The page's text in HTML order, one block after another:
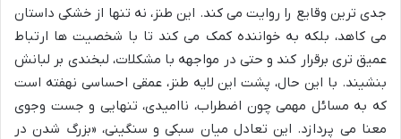
جدی ترین وقایع را روایت می کند. این طنز، نه تنها از خشکی داستان
می کاهد، بلکه به خواننده کمک می کند تا با شخصیت ها ارتباط
عمیق تری برقرار کند و حتی در مواجهه با مشکلات، لبخندی بر لبانش
بنشیند. با این حال، پشت این لایه طنز، عمقی احساسی نهفته است
که به مسائل مهمی چون اضطراب، ناامیدی، تنهایی و جست وجوی
معنا می پردازد. این تعادل میان سبکی و سنگینی، «بزرگ شدن در